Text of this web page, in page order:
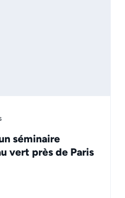
séminaire
vert près de Paris